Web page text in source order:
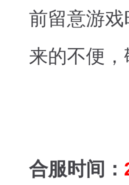
前留意游
来的不便
合服时间：